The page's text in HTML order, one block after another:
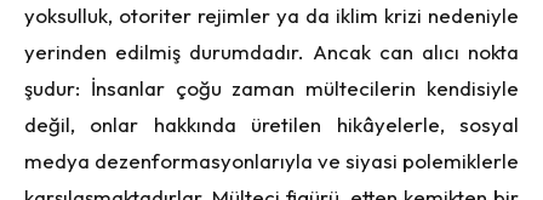
yoksulluk, otoriter rejimler ya da iklim krizi nedeniyle
yerinden edilmiş durumdadır. Ancak can alıcı nokta
şudur: İnsanlar çoğu zaman mültecilerin kendisiyle
değil, onlar hakkında üretilen hikâyelerle, sosyal
medya dezenformasyonlarıyla ve siyasi polemiklerle